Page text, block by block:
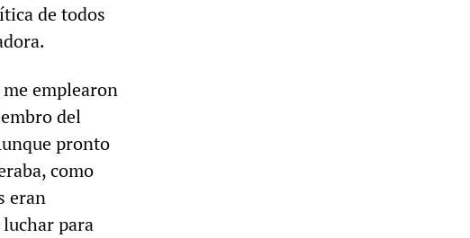
de todos
emplearon
del
pronto
como
eran
para